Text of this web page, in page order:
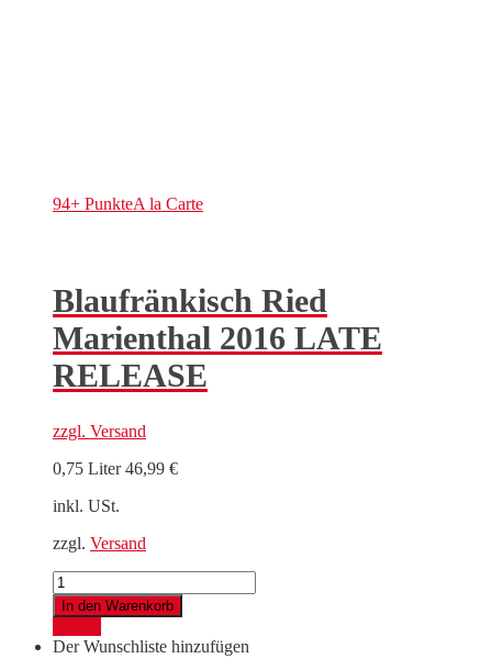
94+ PunkteA la Carte
Blaufränkisch Ried
Marienthal 2016 LATE
RELEASE
zzgl. Versand
0,75 Liter46,99 €
inkl. USt.
zzgl. Versand
Blaufränkisch
Ried
Marienthal
2016
LATE
In den Warenkorb
Der Wunschliste hinzufügen